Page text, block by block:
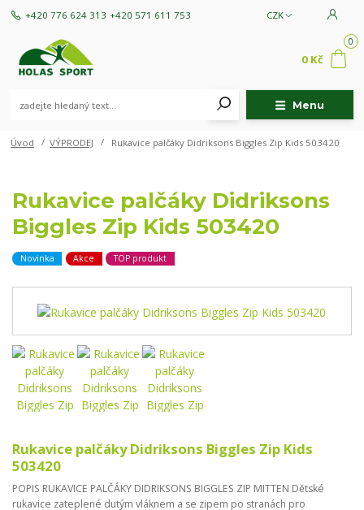
Menu
CZK
+420 776 624 313 +420 571 611 753
0
0 Kč
Úvod VÝPRODEJ Rukavice palčáky Didriksons Biggles Zip Kids 503420
Rukavice palčáky Didriksons
Biggles Zip Kids 503420
Novinka Akce TOP produkt
Rukavice palčáky Didriksons Biggles Zip Kids
503420
POPIS RUKAVICE PALČÁKY DIDRIKSONS BIGGLES ZIP MITTEN Dětské
rukavice zateplené dutým vláknem a se zipem po stranách pro